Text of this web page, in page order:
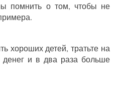
помнить о том, чтобы не
хороших детей, тратьте на
и в два раза больше